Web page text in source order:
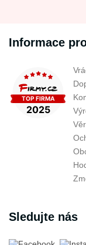
Informace
Sledujte nás